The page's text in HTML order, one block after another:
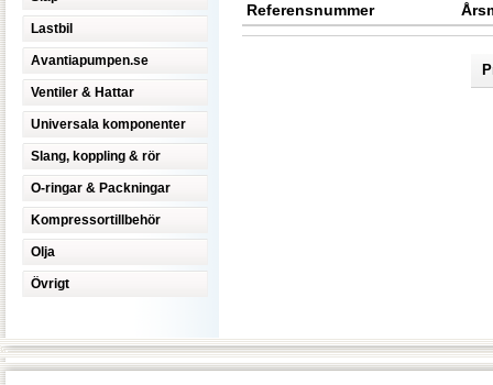
Lastbil
Avantiapumpen.se
Ventiler & Hattar
Universala komponenter
Slang, koppling & rör
O-ringar & Packningar
Kompressortillbehör
Olja
Övrigt
Referensnummer